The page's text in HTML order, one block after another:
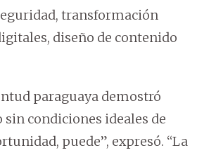
transformación
diseño de contenido
paraguaya demostró
condiciones ideales de
puede”, expresó. “La